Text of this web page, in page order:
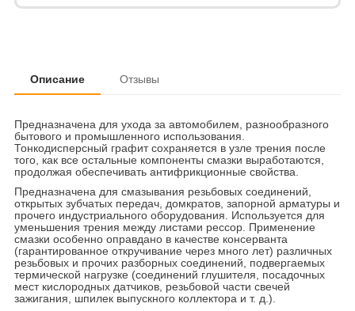
Описание Отзывы
Предназначена для ухода за автомобилем, разнообразного
бытового и промышленного использования.
Тонкодисперсный графит сохраняется в узле трения после
того, как все остальные компоненты смазки выработаются,
продолжая обеспечивать антифрикционные свойства.
Предназначена для смазывания резьбовых соединений,
открытых зубчатых передач, домкратов, запорной арматуры и
прочего индустриального оборудования. Используется для
уменьшения трения между листами рессор. Применение
смазки особенно оправдано в качестве консерванта
(гарантированное откручивание через много лет) различных
резьбовых и прочих разборных соединений, подвергаемых
термической нагрузке (соединений глушителя, посадочных
мест кислородных датчиков, резьбовой части свечей
зажигания, шпилек выпускного коллектора и т. д.).